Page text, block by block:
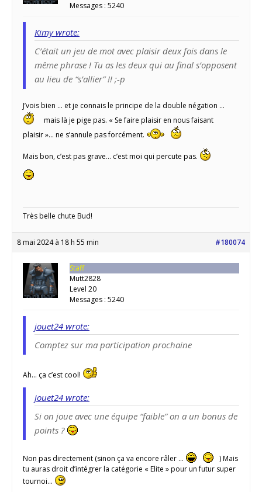
Messages : 5240
Kimy wrote:
C’était un jeu de mot avec plaisir deux fois dans le
même phrase ! Tu as les deux qui au final s’opposent
au lieu de “s’allier” !! ;-p
J’vois bien … et je connais le principe de la double négation …
mais là je pige pas. « Se faire plaisir en nous faisant
plaisir »… ne s’annule pas forcément.
Mais bon, c’est pas grave… c’est moi qui percute pas.
Très belle chute Bud!
8 mai 2024 à 18 h 55 min #180074
Staff
Mutt2828
Level 20
Messages : 5240
jouet24 wrote:
Comptez sur ma participation prochaine
Ah… ça c’est cool!
jouet24 wrote:
Si on joue avec une équipe “faible” on a un bonus de
points ?
Non pas directement (sinon ça va encore râler …
) Mais
tu auras droit d’intégrer la catégorie « Elite » pour un futur super
tournoi…